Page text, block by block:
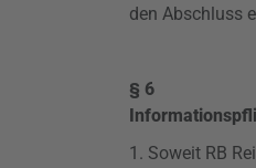
den Abschluss
§ 6
1. Soweit RB